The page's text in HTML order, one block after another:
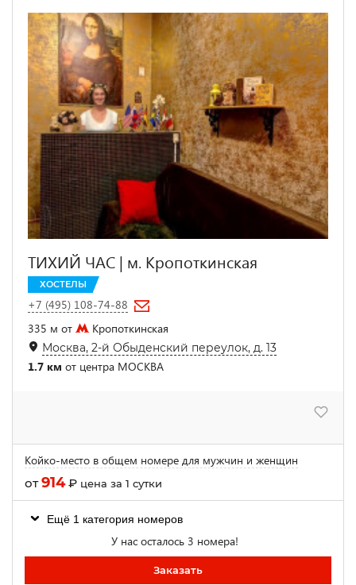
ТИХИЙ ЧАС | м. Кропоткинская
ХОСТЕЛЫ
+7 (495) 108-74-88
335 м от
Кропоткинская
Москва, 2-й Обыденский переулок, д. 13
1.7 км от центра МОСКВА
Койко-место в общем номере для мужчин и женщин
от914₽ цена за 1 сутки
Ещё 1 категория номеров
У нас осталось 3 номера!
Заказать